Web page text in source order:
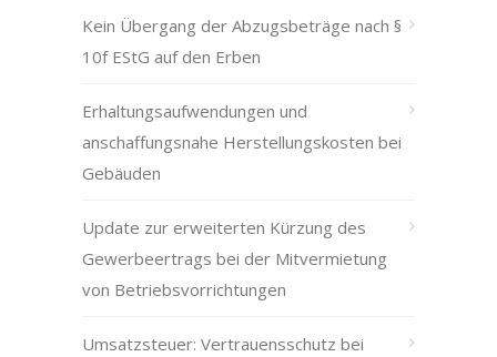
Kein Übergang der Abzugsbeträge nach §
10f EStG auf den Erben
Erhaltungsaufwendungen und
anschaffungsnahe Herstellungskosten bei
Gebäuden
Update zur erweiterten Kürzung des
Gewerbeertrags bei der Mitvermietung
von Betriebsvorrichtungen
Umsatzsteuer: Vertrauensschutz bei